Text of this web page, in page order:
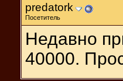
predatork
Посетитель
Недавно
40000.